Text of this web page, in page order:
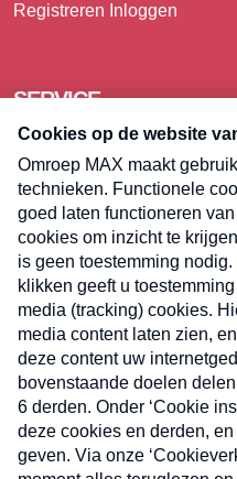
E-meel?
Heel Holland
Registreren Inloggen
SERVICE
Over Omroep MAX
Pers
Contact
Algemene voorwaarden
Privacyverklaring
Cookieverklaring
Kwetsbaarheid melden
Registreren
Inloggen
Volg
Volg
Volg